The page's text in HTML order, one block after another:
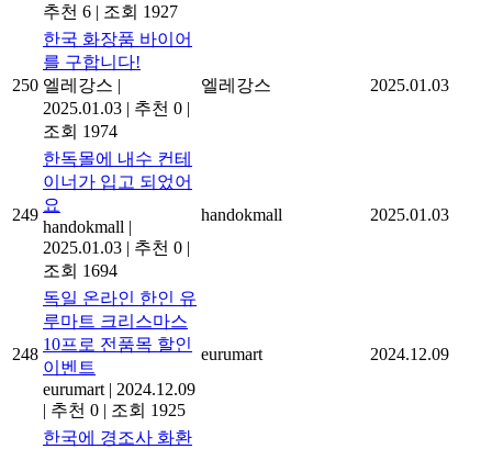
추천 6 | 조회 1927
250
한국 화장품 바이어
를 구합니다!
엘레강스 |
2025.01.03 | 추천 0 |
조회 1974
엘레강스 2025.01.03
249
한독몰에 내수 컨테
이너가 입고 되었어
요
handokmall |
2025.01.03 | 추천 0 |
조회 1694
handokmall 2025.01.03
248
독일 온라인 한인 유
루마트 크리스마스
10프로 전품목 할인
이벤트
eurumart | 2024.12.09
| 추천 0 | 조회 1925
eurumart 2024.12.09
한국에 경조사 화환